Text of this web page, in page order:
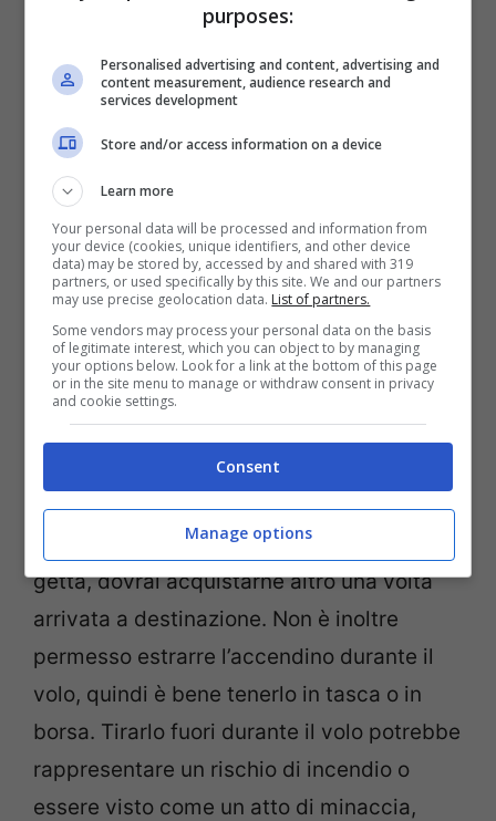
Canva
Cominciamo dal
e getta o di tipo Zippo. Non sono però
ammessi gli accendini elettronici. Sono
esclusi anche gli accendini a torcia, quelli
a forma di pistola o qualsiasi tipo di
accendino che sembri un’arma. Limitati
agliaccendini usa e gettadi base. Non è
consentito portare nemmeno illiquido
per accendini nel bagaglio a mano.
Se hai bisogno di una quantità superiore a
quella contenuta nell’accendino usa e
getta, dovrai acquistarne altro una volta
arrivata a destinazione. Non è inoltre
permesso estrarre l’accendino durante il
volo, quindi è bene tenerlo in tasca o in
borsa. Tirarlo fuori durante il volo potrebbe
rappresentare un rischio di incendio o
essere visto come un atto di minaccia,
purposes:
Personalised advertising and content, advertising and
content measurement, audience research and
services development
Store and/or access information on a device
Learn more
Your personal data will be processed and information from
your device (cookies, unique identifiers, and other device
data) may be stored by, accessed by and shared with 319
partners, or used specifically by this site. We and our partners
may use precise geolocation data. List of partners.
Some vendors may process your personal data on the basis
of legitimate interest, which you can object to by managing
your options below. Look for a link at the bottom of this page
or in the site menu to manage or withdraw consent in privacy
and cookie settings.
Consent
Manage options